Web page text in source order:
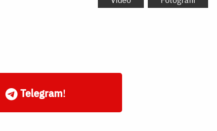
Telegram!